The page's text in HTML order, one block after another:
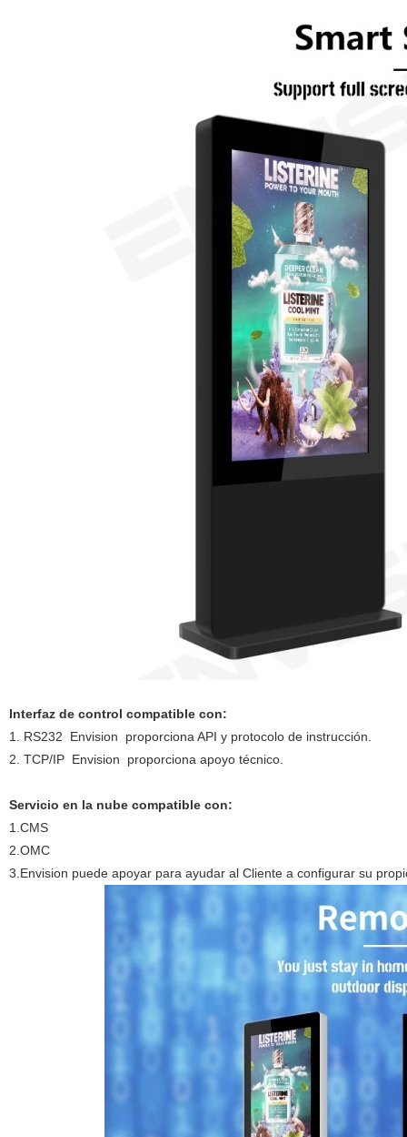
Interfaz de control compatible con:
1. RS232
Envision
proporciona API y protocolo de instrucción.
2. TCP/IP Envision proporciona apoyo técnico.
Servicio en la nube compatible con:
1.CMS
2.OMC
3.Envision puede apoyar para ayudar al Cliente a configurar su